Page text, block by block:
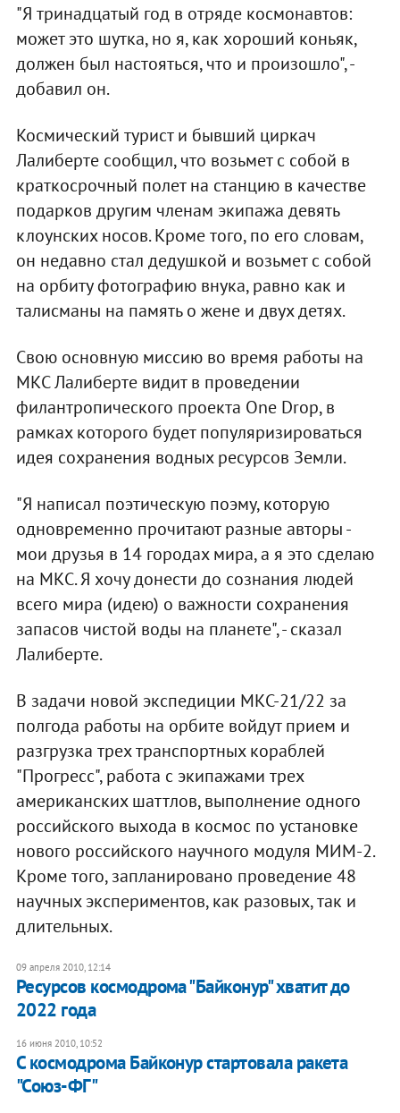
"Я тринадцатый год в отряде космонавтов:
может это шутка, но я, как хороший коньяк,
должен был настояться, что и произошло", -
добавил он.
Космический турист и бывший циркач
Лалиберте сообщил, что возьмет с собой в
краткосрочный полет на станцию в качестве
подарков другим членам экипажа девять
клоунских носов. Кроме того, по его словам,
он недавно стал дедушкой и возьмет с собой
на орбиту фотографию внука, равно как и
талисманы на память о жене и двух детях.
Свою основную миссию во время работы на
МКС Лалиберте видит в проведении
филантропического проекта One Drop, в
рамках которого будет популяризироваться
идея сохранения водных ресурсов Земли.
"Я написал поэтическую поэму, которую
одновременно прочитают разные авторы -
мои друзья в 14 городах мира, а я это сделаю
на МКС. Я хочу донести до сознания людей
всего мира (идею) о важности сохранения
запасов чистой воды на планете", - сказал
Лалиберте.
В задачи новой экспедиции МКС-21/22 за
полгода работы на орбите войдут прием и
разгрузка трех транспортных кораблей
"Прогресс", работа с экипажами трех
американских шаттлов, выполнение одного
российского выхода в космос по установке
нового российского научного модуля МИМ-2.
Кроме того, запланировано проведение 48
научных экспериментов, как разовых, так и
длительных.
09 апреля 2010, 12:14
Ресурсов космодрома "Байконур" хватит до
2022 года
16 июня 2010, 10:52
С космодрома Байконур стартовала ракета
"Союз-ФГ"